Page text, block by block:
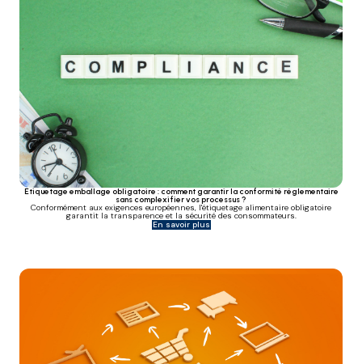
Étiquetage emballage obligatoire : comment garantir la conformité réglementaire
sans complexifier vos processus ?
Conformément aux exigences européennes, l'étiquetage alimentaire obligatoire
garantit la transparence et la sécurité des consommateurs.
En savoir plus